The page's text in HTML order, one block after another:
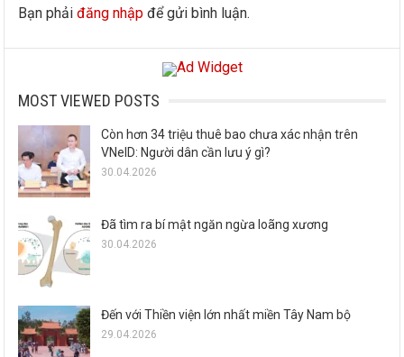
Bạn phảiđăng nhập để gửi bình luận.
MOST VIEWED POSTS
Còn hơn 34 triệu thuê bao chưa xác nhận trên
VNeID: Người dân cần lưu ý gì?
30.04.2026
Đã tìm ra bí mật ngăn ngừa loãng xương
30.04.2026
Đến với Thiền viện lớn nhất miền Tây Nam bộ
29.04.2026